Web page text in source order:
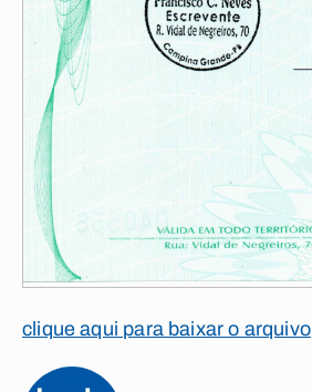
clique aqui para baixar o arquivo